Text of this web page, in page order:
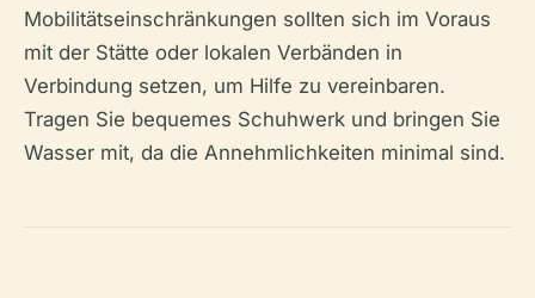
Mobilitätseinschränkungen sollten sich im Voraus
mit der Stätte oder lokalen Verbänden in
Verbindung setzen, um Hilfe zu vereinbaren.
Tragen Sie bequemes Schuhwerk und bringen Sie
Wasser mit, da die Annehmlichkeiten minimal sind.